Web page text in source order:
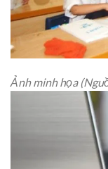
Ảnh minh họa